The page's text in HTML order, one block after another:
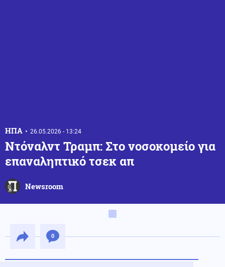
ΗΠΑ 26.05.2026 - 13:24
Ντόναλντ Τραμπ: Στο νοσοκομείο για
επαναληπτικό τσεκ απ
Newsroom
0